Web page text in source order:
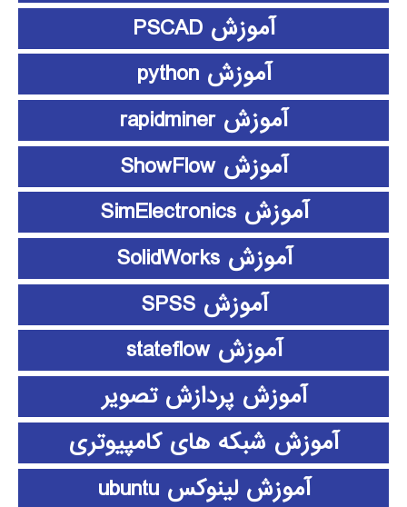
آموزش PSCAD
آموزش python
آموزش rapidminer
آموزش ShowFlow
آموزش SimElectronics
آموزش SolidWorks
آموزش SPSS
آموزش stateflow
آموزش پردازش تصویر
آموزش شبکه های کامپیوتری
آموزش لینوکس ubuntu